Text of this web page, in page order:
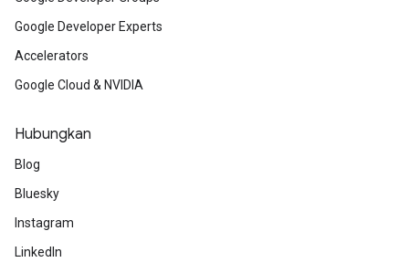
Google Developer Experts
Accelerators
Google Cloud & NVIDIA
Hubungkan
Blog
Bluesky
Instagram
LinkedIn